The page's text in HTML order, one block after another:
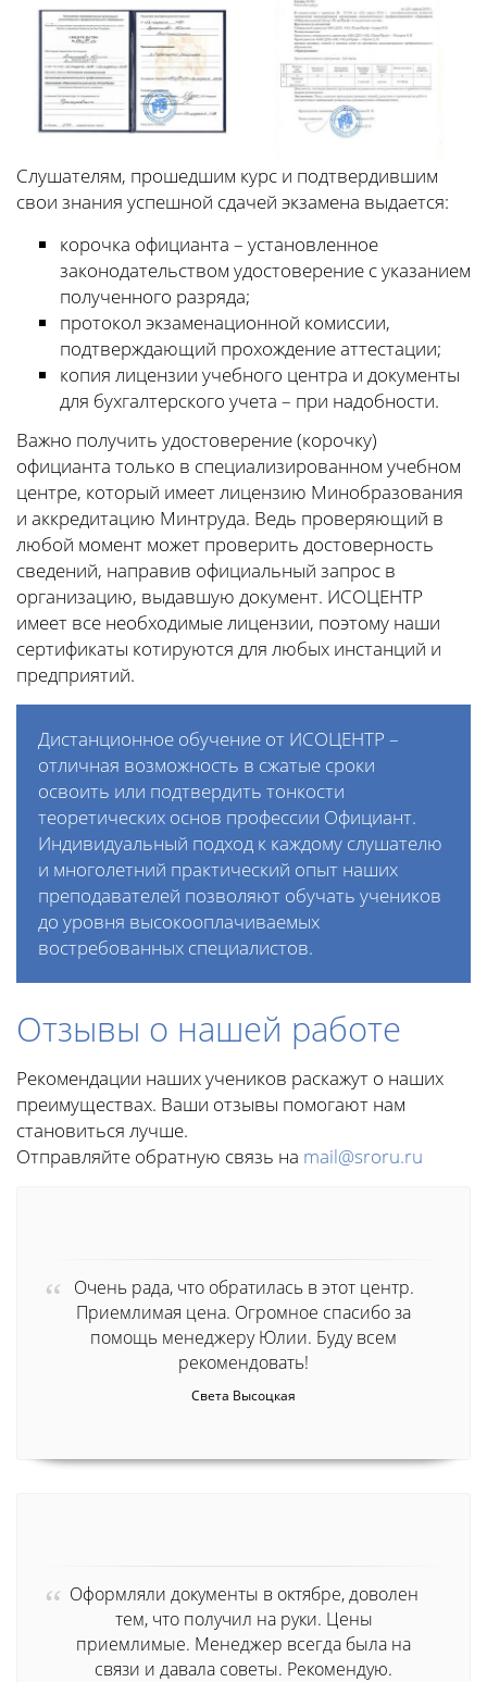
Слушателям, прошедшим курс и подтвердившим
свои знания успешной сдачей экзамена выдается:
корочка официанта – установленное
законодательством удостоверение с указанием
полученного разряда;
протокол экзаменационной комиссии,
подтверждающий прохождение аттестации;
копия лицензии учебного центра и документы
для бухгалтерского учета – при надобности.
Важно получить удостоверение (корочку)
официанта только в специализированном учебном
центре, который имеет лицензию Минобразования
и аккредитацию Минтруда. Ведь проверяющий в
любой момент может проверить достоверность
сведений, направив официальный запрос в
организацию, выдавшую документ. ИСОЦЕНТР
имеет все необходимые лицензии, поэтому наши
сертификаты котируются для любых инстанций и
предприятий.
Дистанционное обучение от ИСОЦЕНТР –
отличная возможность в сжатые сроки
освоить или подтвердить тонкости
теоретических основ профессии Официант.
Индивидуальный подход к каждому слушателю
и многолетний практический опыт наших
преподавателей позволяют обучать учеников
до уровня высокооплачиваемых
востребованных специалистов.
Отзывы о нашей работе
Рекомендации наших учеников раскажут о наших
преимуществах. Ваши отзывы помогают нам
становиться лучше.
Отправляйте обратную связь на mail@sroru.ru
Очень рада, что обратилась в этот центр.
Приемлимая цена. Огромное спасибо за
помощь менеджеру Юлии. Буду всем
рекомендовать!
Света Высоцкая
Оформляли документы в октябре, доволен
тем, что получил на руки. Цены
приемлимые. Менеджер всегда была на
связи и давала советы. Рекомендую.